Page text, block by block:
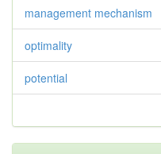
management mechanism
optimality
potential